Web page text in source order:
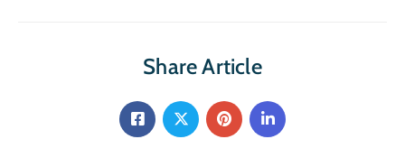
Share Article